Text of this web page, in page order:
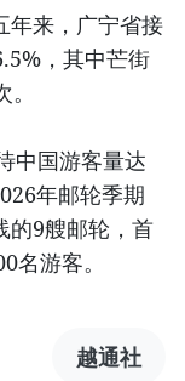
年来，广宁省接
，其中芒街
中国游客量达
年邮轮季期
的9艘邮轮，首
游客。
越通社